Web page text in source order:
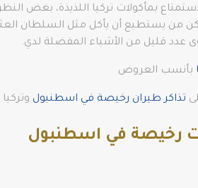
بمأكولات تركيا اللذيذة، بغض
لكن من يستطيع أن يأكل مثل السلطان
قليل من الأشياء المفضلة لدي.
بأنسب العروض
تذاكر طيران رخيصة في اسطنبول وتركيا
رخيصة في اسطنبول